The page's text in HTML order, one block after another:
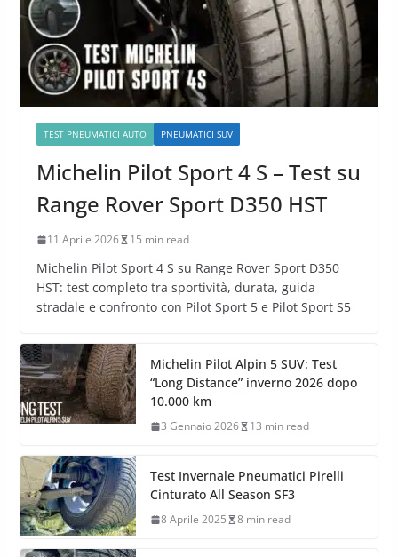
TEST PNEUMATICI AUTO PNEUMATICI SUV
Michelin Pilot Sport 4 S – Test su
Range Rover Sport D350 HST
11 Aprile 2026 15 min read
Michelin Pilot Sport 4 S su Range Rover Sport D350
HST: test completo tra sportività, durata, guida
stradale e confronto con Pilot Sport 5 e Pilot Sport S5
Michelin Pilot Alpin 5 SUV: Test
“Long Distance” inverno 2026 dopo
10.000 km
3 Gennaio 2026 13 min read
Test Invernale Pneumatici Pirelli
Cinturato All Season SF3
8 Aprile 2025 8 min read